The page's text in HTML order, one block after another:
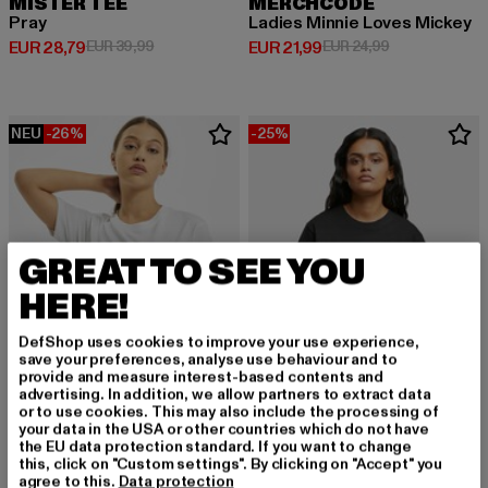
MISTER TEE
Pray
EUR 28,79
Derzeitiger Preis: EUR 28,79
EUR 39,99Aktionspreis: EUR 39,99
MERCHCODE
Ladies Minnie Loves Mickey
EUR 21,99
Derzeitiger Preis: EUR 21,99
EUR 24,99Aktionspreis:
NEU -26%
MISTER TEE
One Line Fruit
EUR 17,01
Derzeitiger Preis: EUR 17,01
EUR 22,99Aktionspreis: EUR 22,99
-25%
MISTER TEE
GREAT TO SEE YOU
HERE!
DefShop uses cookies to improve your use experience,
save your preferences, analyse use behaviour and to
provide and measure interest-based contents and
advertising. In addition, we allow partners to extract data
or to use cookies. This may also include the processing of
your data in the USA or other countries which do not have
the EU data protection standard. If you want to change
this, click on "Custom settings". By clicking on "Accept" you
agree to this. Data protection